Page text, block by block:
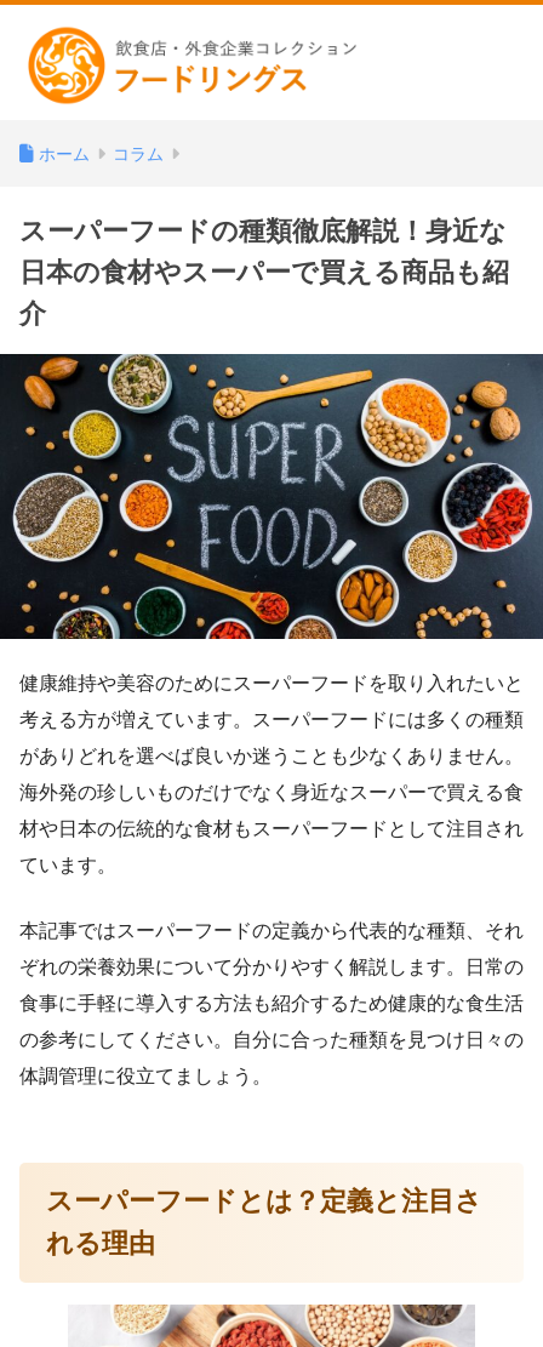
ホーム コラム
スーパーフードの種類徹底解説！身近な
日本の食材やスーパーで買える商品も紹
介
健康維持や美容のためにスーパーフードを取り入れたいと
考える方が増えています。スーパーフードには多くの種類
がありどれを選べば良いか迷うことも少なくありません。
海外発の珍しいものだけでなく身近なスーパーで買える食
材や日本の伝統的な食材もスーパーフードとして注目され
ています。
本記事ではスーパーフードの定義から代表的な種類、それ
ぞれの栄養効果について分かりやすく解説します。日常の
食事に手軽に導入する方法も紹介するため健康的な食生活
の参考にしてください。自分に合った種類を見つけ日々の
体調管理に役立てましょう。
スーパーフードとは？定義と注目さ
れる理由